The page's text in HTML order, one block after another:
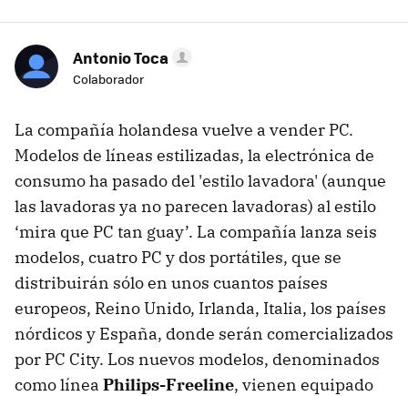
Antonio Toca
Colaborador
La compañía holandesa vuelve a vender PC.
Modelos de líneas estilizadas, la electrónica de
consumo ha pasado del 'estilo lavadora' (aunque
las lavadoras ya no parecen lavadoras) al estilo
‘mira que PC tan guay’. La compañía lanza seis
modelos, cuatro PC y dos portátiles, que se
distribuirán sólo en unos cuantos países
europeos, Reino Unido, Irlanda, Italia, los países
nórdicos y España, donde serán comercializados
por PC City. Los nuevos modelos, denominados
como línea Philips-Freeline, vienen equipado